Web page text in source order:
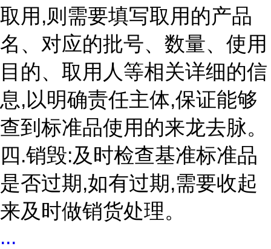
取用,则需要填写取用的产品
名、对应的批号、数量、使用
目的、取用人等相关详细的信
息,以明确责任主体,保证能够
查到标准品使用的来龙去脉。
四.销毁:及时检查基准标准品
是否过期,如有过期,需要收起
来及时做销货处理。
...